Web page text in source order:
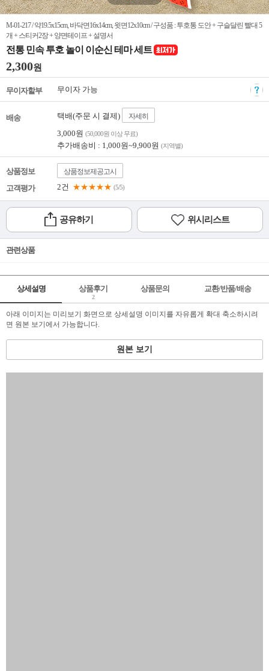
M-01-217 / 약19.5x15cm, 바닥면16x14cm, 윗면12x10cm / 구성품 : 투호통 도안 + 구슬달린 빨대 5
개 + 스티커2장 + 양면테이프 + 설명서
전통 민속 투호 놀이 이순신 테마 세트
2,300원
무이자할부 무이자 가능
배송 택배(주문 시 결제) 자세히
3,000원 (50,000원 이상 무료)
추가배송비 : 1,000원~9,900원 (지역별)
상품정보 상품정보제공고시
고객평가 2건 ★★★★★ (5/5)
공유하기 위시리스트
관련상품
상세설명 상품후기
2
상품문의 교환/반품/배송
아래 이미지는 미리보기 화면으로 상세설명 이미지를 자유롭게 확대 축소하시려
면 원본 보기에서 가능합니다.
원본 보기